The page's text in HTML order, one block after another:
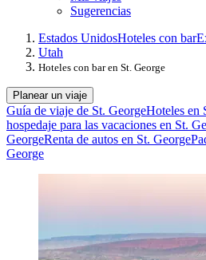
Sugerencias
Estados UnidosHoteles con bar
Utah
Hoteles con bar en St. George
Planear un viaje
Guía de viaje de St. GeorgeHoteles en
hospedaje para las vacaciones en St.
GeorgeRenta de autos en St. George
George